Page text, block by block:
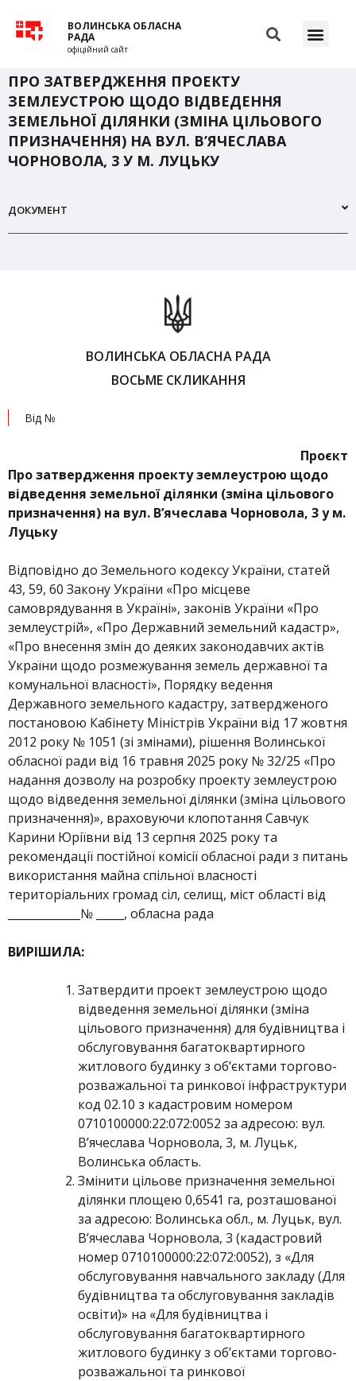
ВОЛИНСЬКА ОБЛАСНА
РАДА
офіційний сайт
ПРО ЗАТВЕРДЖЕННЯ ПРОЕКТУ
ЗЕМЛЕУСТРОЮ ЩОДО ВІДВЕДЕННЯ
ЗЕМЕЛЬНОЇ ДІЛЯНКИ (ЗМІНА ЦІЛЬОВОГО
ПРИЗНАЧЕННЯ) НА ВУЛ. В’ЯЧЕСЛАВА
ЧОРНОВОЛА, 3 У М. ЛУЦЬКУ
ДОКУМЕНТ
ВОЛИНСЬКА ОБЛАСНА РАДА
ВОСЬМЕ СКЛИКАННЯ
Від №
Проєкт
Про затвердження проекту землеустрою щодо
відведення земельної ділянки (зміна цільового
призначення) на вул. В’ячеслава Чорновола, 3 у м.
Луцьку
Відповідно до Земельного кодексу України, статей
43, 59, 60 Закону України «Про місцеве
самоврядування в Україні», законів України «Про
землеустрій», «Про Державний земельний кадастр»,
«Про внесення змін до деяких законодавчих актів
України щодо розмежування земель державної та
комунальної власності», Порядку ведення
Державного земельного кадастру, затвердженого
постановою Кабінету Міністрів України від 17 жовтня
2012 року № 1051 (зі змінами), рішення Волинської
обласної ради від 16 травня 2025 року № 32/25 «Про
надання дозволу на розробку проекту землеустрою
щодо відведення земельної ділянки (зміна цільового
призначення)», враховуючи клопотання Савчук
Карини Юріївни від 13 серпня 2025 року та
рекомендації постійної комісії обласної ради з питань
використання майна спільної власності
територіальних громад сіл, селищ, міст області від
_____________№ _____, обласна рада
ВИРІШИЛА:
Затвердити проект землеустрою щодо
відведення земельної ділянки (зміна
цільового призначення) для будівництва і
обслуговування багатоквартирного
житлового будинку з об’єктами торгово-
розважальної та ринкової інфраструктури
код 02.10 з кадастровим номером
0710100000:22:072:0052 за адресою: вул.
В’ячеслава Чорновола, 3, м. Луцьк,
Волинська область.
Змінити цільове призначення земельної
ділянки площею 0,6541 га, розташованої
за адресою: Волинська обл., м. Луцьк, вул.
В’ячеслава Чорновола, 3 (кадастровий
номер 0710100000:22:072:0052), з «Для
обслуговування навчального закладу (Для
будівництва та обслуговування закладів
освіти)» на «Для будівництва і
обслуговування багатоквартирного
житлового будинку з об’єктами торгово-
розважальної та ринкової